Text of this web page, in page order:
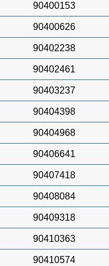
90400153
90400626
90402238
90402461
90403237
90404398
90404968
90406641
90407418
90408084
90409318
90410363
90410574